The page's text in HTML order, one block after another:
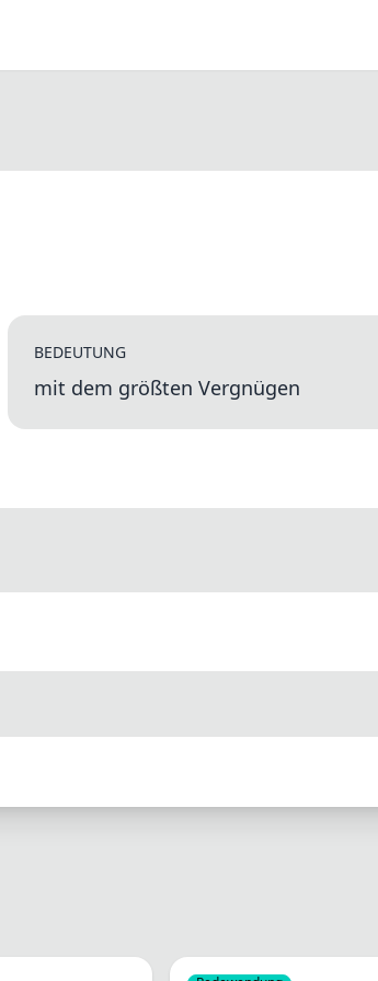
BEDEUTUNG
mit dem größten Vergnügen